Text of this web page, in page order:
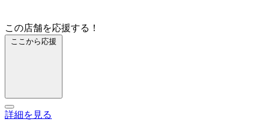
この店舗を応援する！
ここから応援
詳細を見る